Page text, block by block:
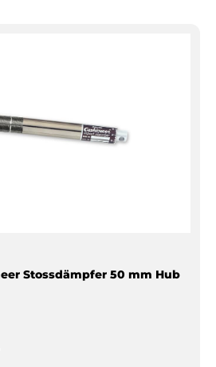
DESCHNER Cushioneer Stossdämpfer 50 mm Hub